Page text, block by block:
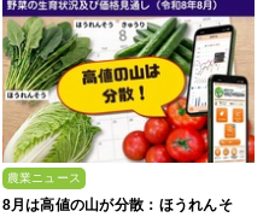
農業ニュース
8月は高値の山が分散：ほうれんそ